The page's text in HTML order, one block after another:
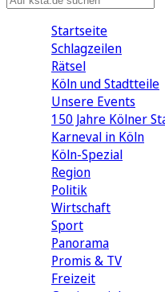
Startseite
Schlagzeilen
Rätsel
Köln und Stadtteile
Unsere Events
150 Jahre Kölner
Karneval in Köln
Köln-Spezial
Region
Politik
Wirtschaft
Sport
Panorama
Promis & TV
Freizeit